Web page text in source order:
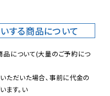
する商品について
について(大量のご予約につ
ただいた場合、事前に代金の
ます。い